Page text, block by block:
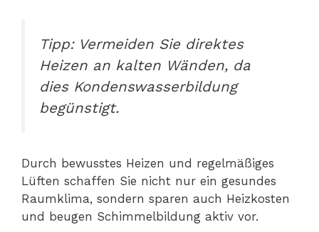
Tipp: Vermeiden Sie direktes
Heizen an kalten Wänden, da
dies Kondenswasserbildung
begünstigt.
Durch bewusstes Heizen und regelmäßiges
Lüften schaffen Sie nicht nur ein gesundes
Raumklima, sondern sparen auch Heizkosten
und beugen Schimmelbildung aktiv vor.